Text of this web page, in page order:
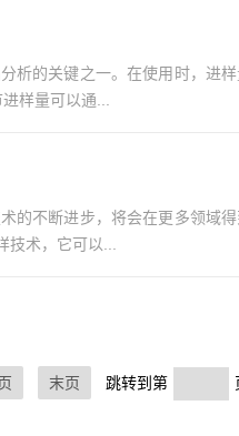
的关键之一。在使用时，进
样量可以通...
不断进步，将会在更多领域
术，它可以...
末页 跳转到第